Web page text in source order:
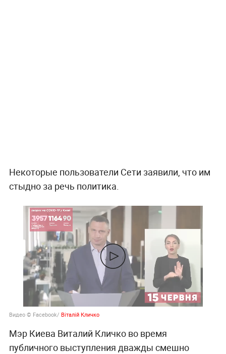
Некоторые пользователи Сети заявили, что им
стыдно за речь политика.
Видео © Facebook/ Вiталiй Кличко
Мэр Киева Виталий Кличко во время
публичного выступления дважды смешно